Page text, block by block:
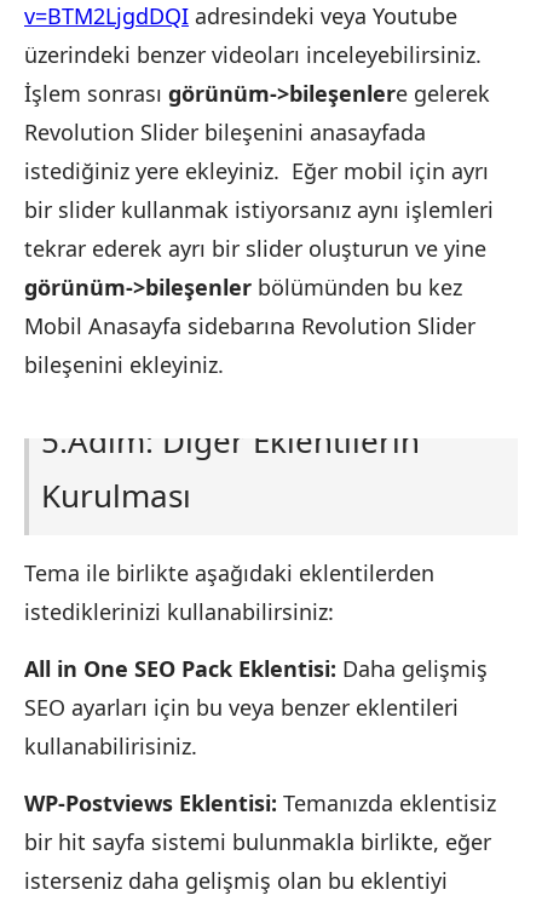
v=BTM2LjgdDQI adresindeki veya Youtube
üzerindeki benzer videoları inceleyebilirsiniz.
İşlem sonrası görünüm->bileşenlere gelerek
Revolution Slider bileşenini anasayfada
istediğiniz yere ekleyiniz. Eğer mobil için ayrı
bir slider kullanmak istiyorsanız aynı işlemleri
tekrar ederek ayrı bir slider oluşturun ve yine
görünüm->bileşenler bölümünden bu kez
Mobil Anasayfa sidebarına Revolution Slider
bileşenini ekleyiniz.
5.Adım: Diğer Eklentilerin
Kurulması
Tema ile birlikte aşağıdaki eklentilerden
istediklerinizi kullanabilirsiniz:
All in One SEO Pack Eklentisi: Daha gelişmiş
SEO ayarları için bu veya benzer eklentileri
kullanabilirisiniz.
WP-Postviews Eklentisi: Temanızda eklentisiz
bir hit sayfa sistemi bulunmakla birlikte, eğer
isterseniz daha gelişmiş olan bu eklentiyi